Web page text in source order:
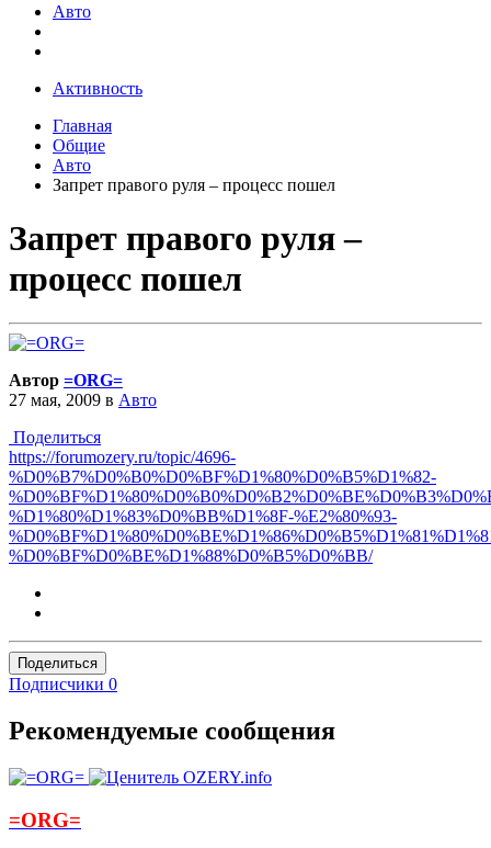
Авто
Активность
Главная
Общие
Авто
Запрет правого руля – процесс пошел
Запрет правого руля –
процесс пошел
Автор =ORG=
27 мая, 2009 в Авто
Поделиться
https://forumozery.ru/topic/4696-
%D0%B7%D0%B0%D0%BF%D1%80%D0%B5%D1%82-
%D1%80%D1%83%D0%BB%D1%8F-%E2%80%93-
%D0%BF%D0%BE%D1%88%D0%B5%D0%BB/
Поделиться
Подписчики 0
Рекомендуемые сообщения
=ORG=